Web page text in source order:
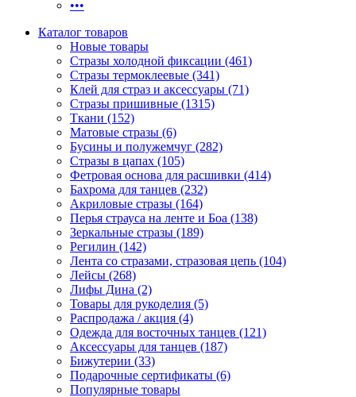
•••
Каталог товаров
Новые товары
Стразы холодной фиксации (461)
Стразы термоклеевые (341)
Клей для страз и аксессуары (71)
Стразы пришивные (1315)
Ткани (152)
Матовые стразы (6)
Бусины и полужемчуг (282)
Стразы в цапах (105)
Фетровая основа для расшивки (414)
Бахрома для танцев (232)
Акриловые стразы (164)
Перья страуса на ленте и Боа (138)
Зеркальные стразы (189)
Регилин (142)
Лента со стразами, стразовая цепь (104)
Лейсы (268)
Лифы Дина (2)
Товары для рукоделия (5)
Распродажа / акция (4)
Одежда для восточных танцев (121)
Аксессуары для танцев (187)
Бижутерии (33)
Подарочные сертификаты (6)
Популярные товары